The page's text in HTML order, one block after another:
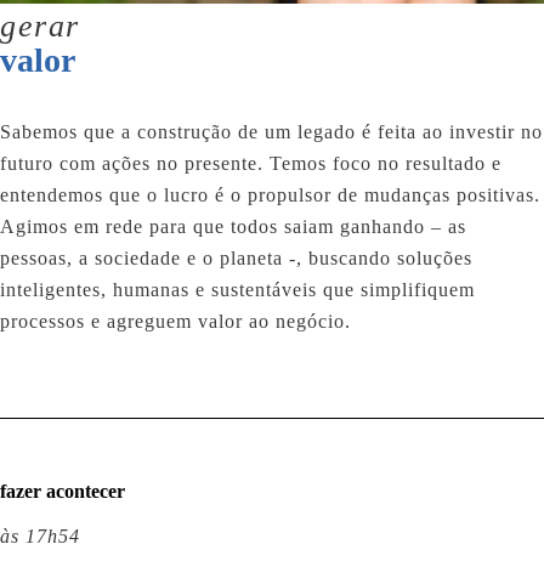
gerar
valor
Sabemos que a construção de um legado é feita ao investir no
futuro com ações no presente. Temos foco no resultado e
entendemos que o lucro é o propulsor de mudanças positivas.
Agimos em rede para que todos saiam ganhando – as
pessoas, a sociedade e o planeta -, buscando soluções
inteligentes, humanas e sustentáveis que simplifiquem
processos e agreguem valor ao negócio.
fazer acontecer
às 17h54